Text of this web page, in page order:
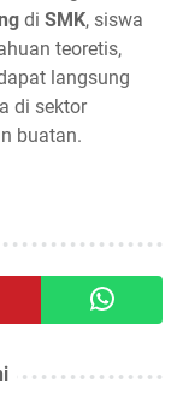
di SMK, siswa
teoretis,
langsung
di sektor
buatan.